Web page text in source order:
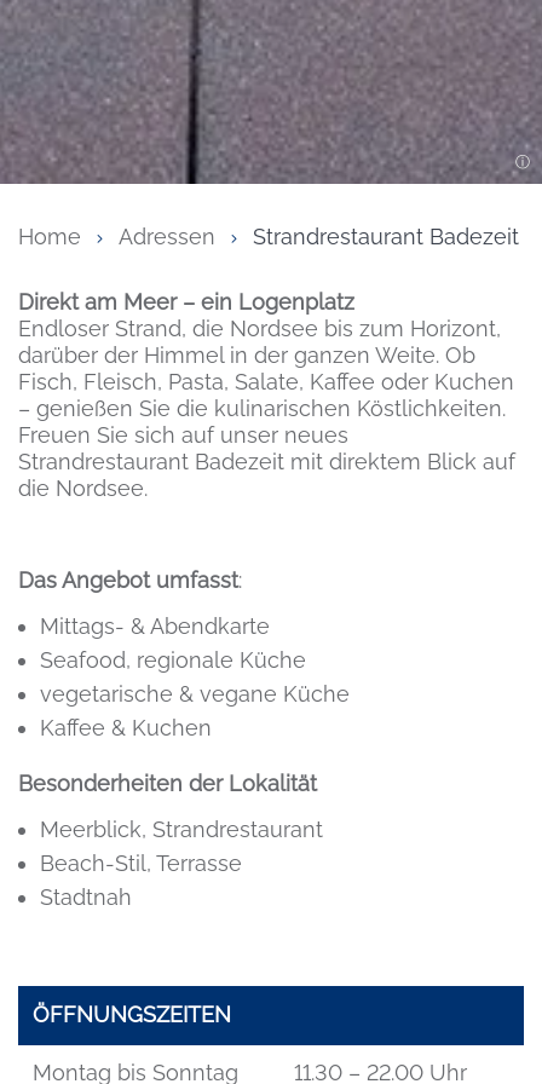
Home Adressen Strandrestaurant Badezeit
Inhalt
Direkt am Meer – ein Logenplatz
Endloser Strand, die Nordsee bis zum Horizont,
darüber der Himmel in der ganzen Weite. Ob
Fisch, Fleisch, Pasta, Salate, Kaffee oder Kuchen
– genießen Sie die kulinarischen Köstlichkeiten.
Freuen Sie sich auf unser neues
Strandrestaurant Badezeit mit direktem Blick auf
die Nordsee.
Das Angebot umfasst:
Mittags- & Abendkarte
Seafood, regionale Küche
vegetarische & vegane Küche
Kaffee & Kuchen
Besonderheiten der Lokalität
Meerblick, Strandrestaurant
Beach-Stil, Terrasse
Stadtnah
ÖFFNUNGSZEITEN
Montag bis Sonntag 11.30 – 22.00 Uhr